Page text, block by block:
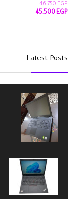
46,750EGP
السعر45,500 EGP
Latest Posts